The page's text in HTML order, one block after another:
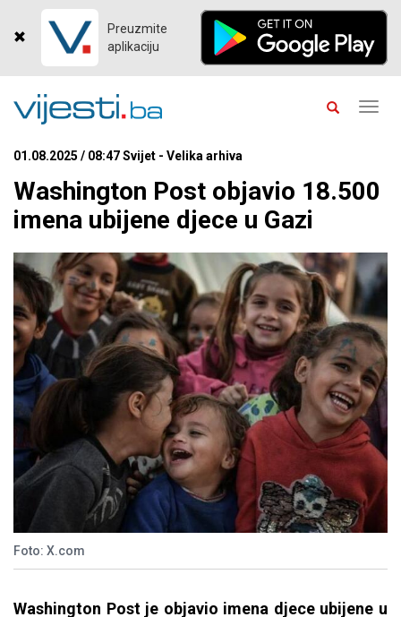
Preuzmite
aplikaciju
01.08.2025 / 08:47 Svijet - Velika arhiva
Washington Post objavio 18.500
imena ubijene djece u Gazi
Foto: X.com
Washington Post je objavio imena djece ubijene u